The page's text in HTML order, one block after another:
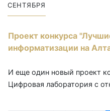
СЕНТЯБРЯ
Проект конкурса
информатизации на
И еще один новый проект
Цифровая лаборатория с